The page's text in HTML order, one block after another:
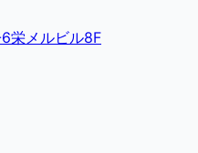
栄メルビル8F